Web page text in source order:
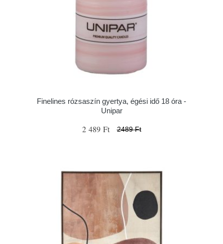
Finelines rózsaszín gyertya, égési idő 18 óra -
Unipar
2 489 Ft 2489 Ft